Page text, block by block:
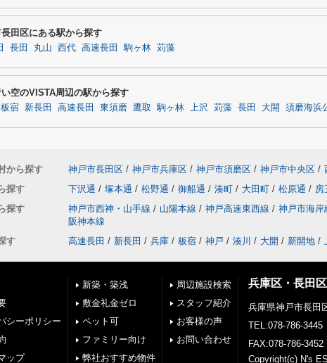
田区にある駅から探す
長田 丸山 西代 高速長田 駒ヶ林 苅藻
空のVISTA周辺の駅から探す
板宿 新長田 高速長田 東須磨 鷹取 駒ヶ林 上沢 苅藻 長田 大開 須磨海浜
から探す 神戸市長田区 / 神戸市兵庫区 / 神戸市須磨区 / 神戸市中央区 /
探す
下沢通 / 塚本通 / 松野通 / 御船通 / 湊町 / 大田町 / 松原通 / 房
探す
神戸市西神・山手線 / 山陽本線 / 神戸高速東西線 / 神戸市海岸
阪神本線
す
高速長田 / 新長田 / 兵庫 / 板宿 / 神戸 / 湊川 / 大開 / 新開地 /
シーポリシー
ップ
新築・築浅
敷金礼金ゼロ
ペット可
ファミリー向け
弊社おすすめ物件
周辺施設検索
スタッフ紹介
お客様の声
お問い合わせ
兵庫区・長田
兵庫県神戸市長田
TEL:078-786-3445
FAX:078-786-3452
Copyright(c) N's